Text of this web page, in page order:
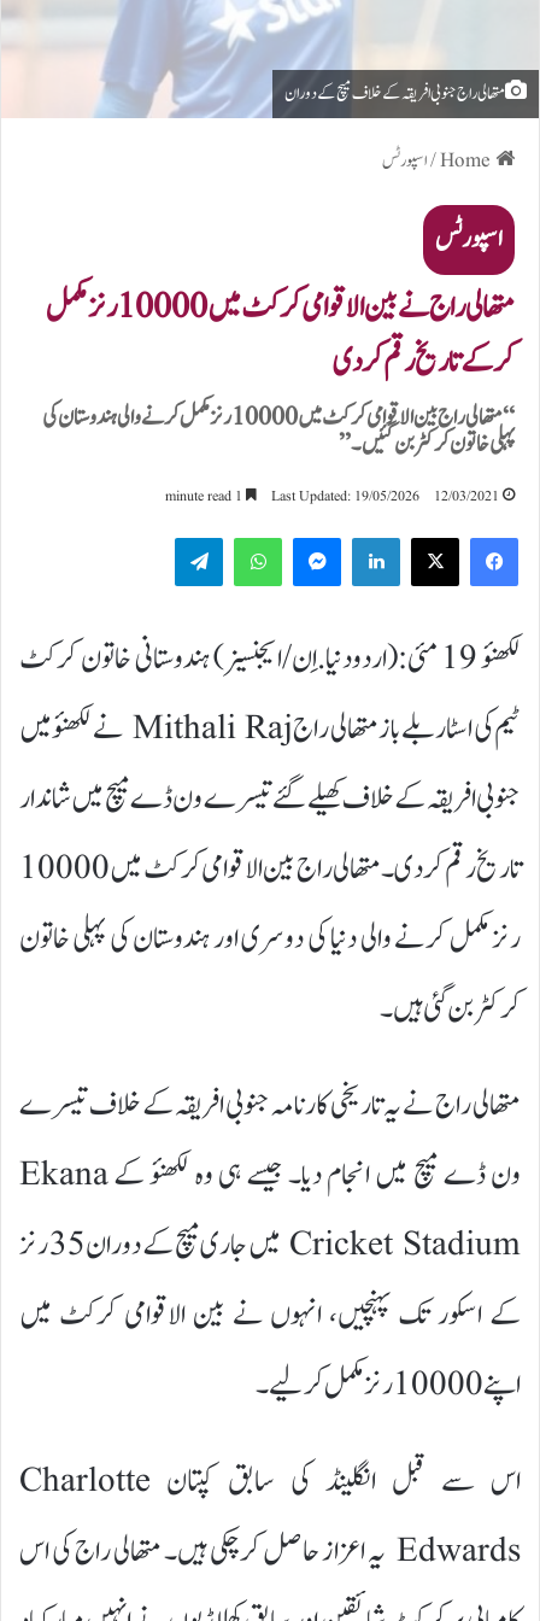
متھالی راج جنوبی افریقہ کے خلاف میچ کے دوران
/اسپورٹس
اسپورٹس
متھالی راج نے بین الاقوامی کرکٹ میں 10000 رنز مکمل
کرکے تاریخ رقم کردی
“متھالی راج بین الاقوامی کرکٹ میں 10000 رنز مکمل کرنے والی ہندوستان کی
پہلی خاتون کرکٹر بن گئیں۔”
12/03/2021
Last Updated: 19/05/2026
LinkedIn
WhatsApp
لکھنؤ 19 مئی:(اردودنیا.اِن/ایجنسیز) ہندوستانی خاتون کرکٹ
ٹیم کی اسٹار بلے باز متھالی راج Mithali Raj نے لکھنؤ میں
جنوبی افریقہ کے خلاف کھیلے گئے تیسرے ون ڈے میچ میں شاندار
تاریخ رقم کردی۔ متھالی راج بین الاقوامی کرکٹ میں 10000
رنز مکمل کرنے والی دنیا کی دوسری اور ہندوستان کی پہلی خاتون
کرکٹر بن گئی ہیں۔
متھالی راج نے یہ تاریخی کارنامہ جنوبی افریقہ کے خلاف تیسرے
ون ڈے میچ میں انجام دیا۔ جیسے ہی وہ لکھنؤ کے Ekana
Cricket Stadium میں جاری میچ کے دوران 35 رنز
کے اسکور تک پہنچیں، انہوں نے بین الاقوامی کرکٹ میں
اپنے 10000 رنز مکمل کرلیے۔
اس سے قبل انگلینڈ کی سابق کپتان Charlotte
Edwards یہ اعزاز حاصل کرچکی ہیں۔ متھالی راج کی اس